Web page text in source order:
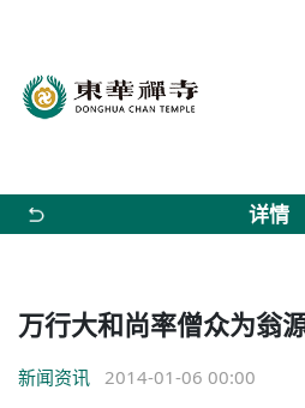
详情
万行大和尚率僧众为翁
新闻资讯 2014-01-06 00:00